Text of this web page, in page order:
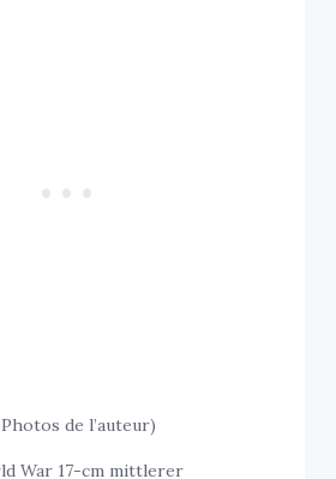
de l’auteur)
War 17-cm mittlerer